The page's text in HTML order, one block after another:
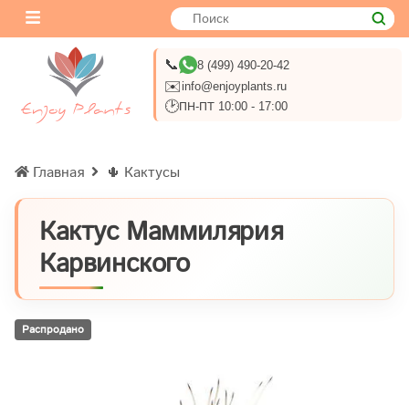
📞 8 (499) 490-20-42
✉️info@enjoyplants.ru
🕑ПН-ПТ 10:00 - 17:00
Главная 🌵 Кактусы
Кактус Маммилярия
Карвинского
Распродано